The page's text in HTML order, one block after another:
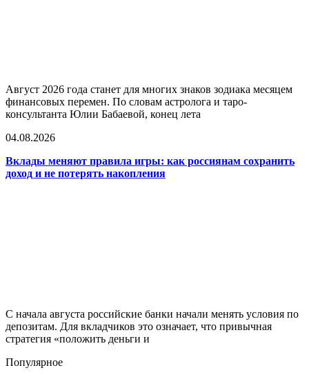
Август 2026 года станет для многих знаков зодиака месяцем
финансовых перемен. По словам астролога и таро-
консультанта Юлии Бабаевой, конец лета
04.08.2026
Вклады меняют правила игры: как россиянам сохранить
доход и не потерять накопления
С начала августа российские банки начали менять условия по
депозитам. Для вкладчиков это означает, что привычная
стратегия «положить деньги и
Популярное